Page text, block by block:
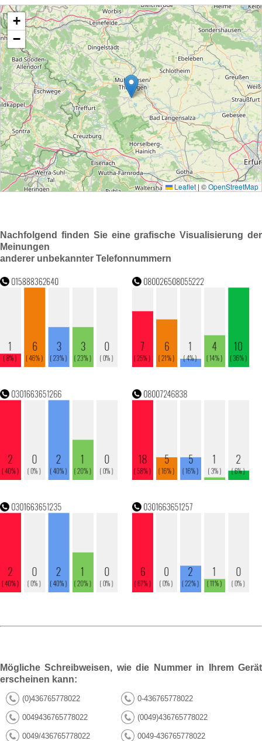
Nachfolgend finden Sie eine grafische Visualisierung der
Meinungen
anderer unbekannter Telefonnummern
Mögliche Schreibweisen, wie die Nummer in Ihrem Gerät
erscheinen kann:
(0)436765778022 0-436765778022
0049436765778022 (0049)436765778022
0049/436765778022 0049-436765778022